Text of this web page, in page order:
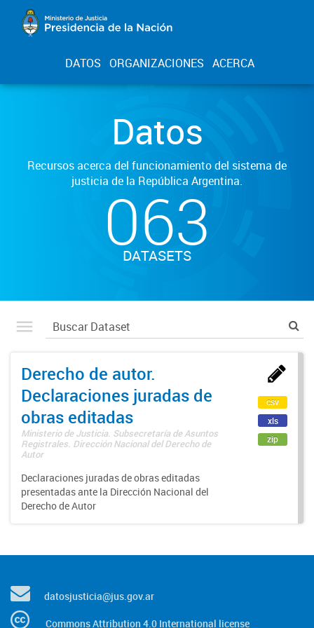
DATOS ORGANIZACIONES ACERCA
Datos
Recursos acerca del funcionamiento del sistema de
justicia de la República Argentina.
063
DATASETS
Derecho de autor.
Declaraciones juradas de
obras editadas
Ministerio de Justicia. Subsecretaría de Asuntos
Registrales. Dirección Nacional del Derecho de
Autor
Declaraciones juradas de obras editadas
presentadas ante la Dirección Nacional del
Derecho de Autor
csv
xls
zip
datosjusticia@jus.gov.ar
Commons Attribution 4.0 International license